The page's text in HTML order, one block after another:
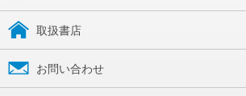
取扱書店
お問い合わせ